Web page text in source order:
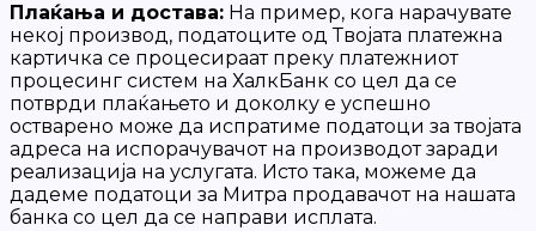
Плаќања и достава: На пример, кога нарачувате
некој производ, податоците од Твојата платежна
картичка се процесираат преку платежниот
процесинг систем на ХалкБанк со цел да се
потврди плаќањето и доколку е успешно
остварено може да испратиме податоци за твојата
адреса на испорачувачот на производот заради
реализација на услугата. Исто така, можеме да
дадеме податоци за Митра продавачот на нашата
банка со цел да се направи исплата.